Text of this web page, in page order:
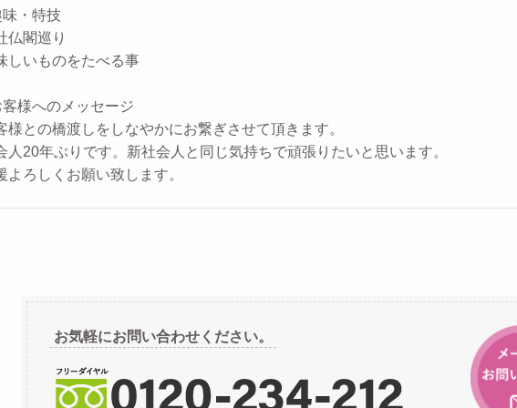
・特技
仏閣巡り
しいものをたべる事
様へのメッセージ
様との橋渡しをしなやかにお繋ぎさせて頂きます。
人20年ぶりです。新社会人と同じ気持ちで頑張りたいと思います。
よろしくお願い致します。
お気軽にお問い合わせください。